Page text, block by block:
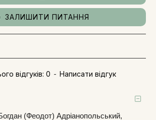
відгуків: 0 - Написати відгук
ЗАЛИШИТИ ПИТАННЯ
(Феодот) Адріанопольський,